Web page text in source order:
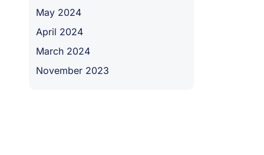
May 2024
April 2024
March 2024
November 2023